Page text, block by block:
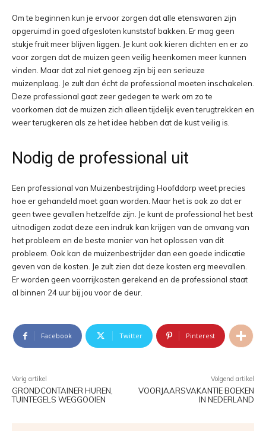
Om te beginnen kun je ervoor zorgen dat alle etenswaren zijn
opgeruimd in goed afgesloten kunststof bakken. Er mag geen
stukje fruit meer blijven liggen. Je kunt ook kieren dichten en er zo
voor zorgen dat de muizen geen veilig heenkomen meer kunnen
vinden. Maar dat zal niet genoeg zijn bij een serieuze
muizenplaag. Je zult dan écht de professional moeten inschakelen.
Deze professional gaat zeer gedegen te werk om zo te
voorkomen dat de muizen zich alleen tijdelijk even terugtrekken en
weer terugkeren als ze het idee hebben dat de kust veilig is.
Nodig de professional uit
Een professional van Muizenbestrijding Hoofddorp weet precies
hoe er gehandeld moet gaan worden. Maar het is ook zo dat er
geen twee gevallen hetzelfde zijn. Je kunt de professional het best
uitnodigen zodat deze een indruk kan krijgen van de omvang van
het probleem en de beste manier van het oplossen van dit
probleem. Ook kan de muizenbestrijder dan een goede indicatie
geven van de kosten. Je zult zien dat deze kosten erg meevallen.
Er worden geen voorrijkosten gerekend en de professional staat
al binnen 24 uur bij jou voor de deur.
Facebook Twitter Pinterest
Vorig artikel
GRONDCONTAINER HUREN,
TUINTEGELS WEGGOOIEN
Volgend artikel
VOORJAARSVAKANTIE BOEKEN
IN NEDERLAND